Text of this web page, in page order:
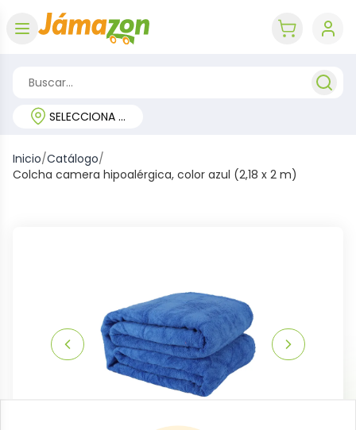
SELECCIONA TU REGIÓN
Inicio/Catálogo/
Colcha camera hipoalérgica, color azul (2,18 x 2 m)